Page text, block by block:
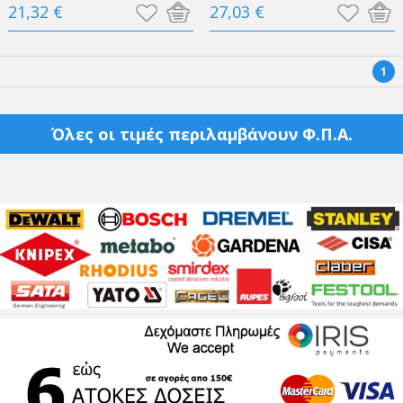
21,32 € 27,03 €
1
Όλες οι τιμές περιλαμβάνουν Φ.Π.Α.